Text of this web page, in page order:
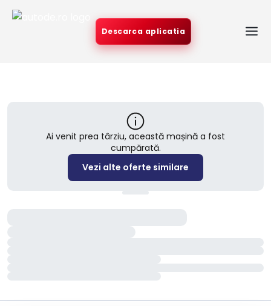
Descarca aplicatia
Ai venit prea târziu, această mașină a fost
cumpărată.
Vezi alte oferte similare